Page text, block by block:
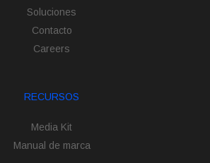
Soluciones
Contacto
Careers
RECURSOS
Media Kit
Manual de marca